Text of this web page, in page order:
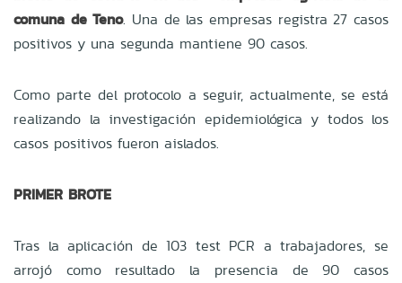
comuna de Teno. Una de las empresas registra 27 casos
positivos y una segunda mantiene 90 casos.
Como parte del protocolo a seguir, actualmente, se está
realizando la investigación epidemiológica y todos los
casos positivos fueron aislados.
PRIMER BROTE
Tras la aplicación de 103 test PCR a trabajadores, se
arrojó como resultado la presencia de 90 casos